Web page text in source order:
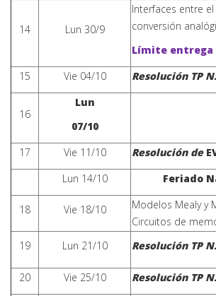
14 Lun 30/9
Interfaces entre
conversión
Límite entrega
15
Vie 04/10 Resolución TP
16
Lun
07/10
17 Vie 11/10 Resolución de
Lun 14/10
Feriado
18 Vie 18/10
Modelos Mealy y
Circuitos de
19
Lun 21/10 Resolución TP
20 Vie 25/10 Resolución TP